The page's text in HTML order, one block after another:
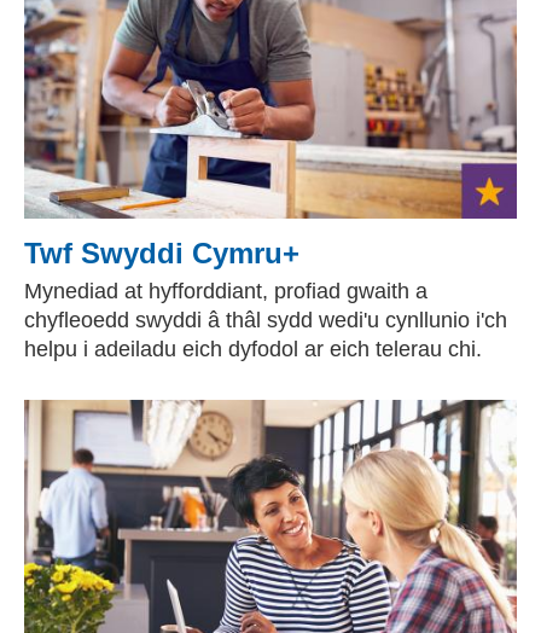
Twf Swyddi Cymru+
Mynediad at hyfforddiant, profiad gwaith a
chyfleoedd swyddi â thâl sydd wedi'u cynllunio i'ch
helpu i adeiladu eich dyfodol ar eich telerau chi.